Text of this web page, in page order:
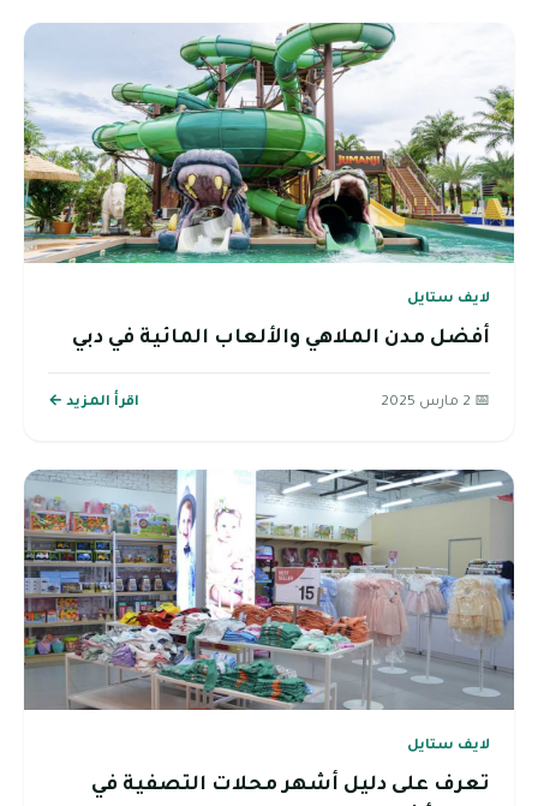
لايف ستايل
أفضل مدن الملاهي والألعاب المائية في دبي
📅 2 مارس 2025 اقرأ المزيد ←
لايف ستايل
تعرف على دليل أشهر محلات التصفية في